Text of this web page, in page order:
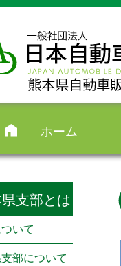
ホーム
支部とは
いて
部について